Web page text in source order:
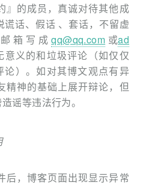
』的成员，真诚对待其他成
谎话、假话 、套话，不留虚
箱 写 成qq@qq.com 或ad
意义的和垃圾评论（如仅仅
论）。如对其博文观点有异
精神的基础上展开辩论，但
谣等违法行为。
后，博客页面出现显示异常